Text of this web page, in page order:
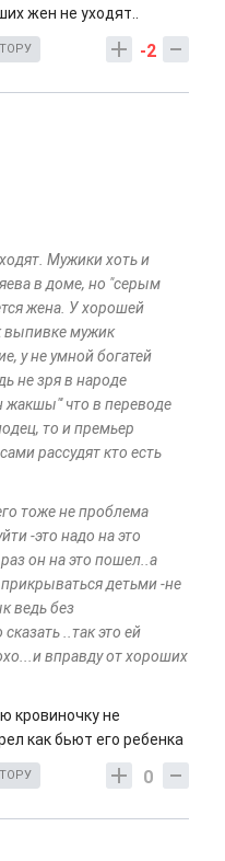
жен не уходят..
-2
Мужики хоть и
в доме, но "серым
жена. У хорошей
мужик
у не умной богатей
не зря в народе
жакшы"' что в переводе
то и премьер
рассудят кто есть
тоже не проблема
-это надо на это
он на это пошел..а
детьми -не
ведь без
..так это ей
вправду от хороших
кровиночку не
как бьют его ребенка
0